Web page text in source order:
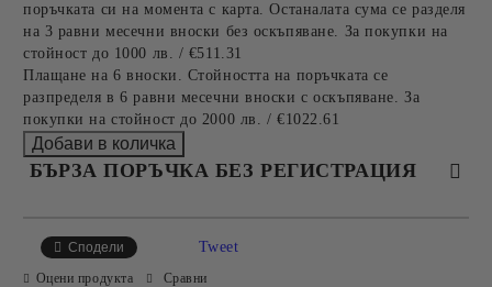
поръчката си на момента с карта. Останалата сума се разделя
на 3 равни месечни вноски без оскъпяване. За покупки на
стойност до 1000 лв. / €511.31
Плащане на 6 вноски. Стойността на поръчката се
разпределя в 6 равни месечни вноски с оскъпяване. За
покупки на стойност до 2000 лв. / €1022.61
БЪРЗА ПОРЪЧКА БЕЗ РЕГИСТРАЦИЯ
Сподели Tweet
Оцени продукта Сравни